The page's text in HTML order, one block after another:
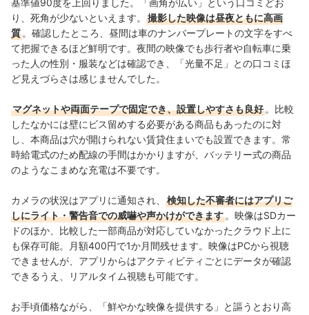
基準値90度を上回りました。「画角が広い」という口コミどお
り、死角が少ないといえます。
撮影した映像は昼夜ともに高画
質 。確認したところ、 昼間は車のナンバープレートの文字をすべ
て把握できるほど鮮明です。夜間の映像でも歩行者や自転車に乗
った人の性別・服装などは確認でき、「光量不足」との口コミほ
ど見えづらさは感じませんでした。
マグネットや両面テープで固定でき、設置しやすさも良好 。比較
したなかには壁にビス留めする必要がある商品もあったのに対
し、本商品は穴が開けられない賃貸住まいでも設置できます。常
時給電式のため配線の手間はかかりますが、バッテリー式の商品
のようなこまめな充電は不要です。
カメラの状況はアプリに通知され、
検知した不審者にはアプリご
しにライト・警告音での威嚇や声かけができます 。 映像はSDカー
ドのほか、比較した一部商品が対応していなかったクラウド上に
も保存可能。月額400円で1か月間残せます。映像はPCから視聴
できませんが、アプリからはアクティビティごとにデータが確認
できるうえ、リアルタイム視聴も可能です。
お手頃価格ながら、「鮮やかな映像を提供する」と謳うとおり高